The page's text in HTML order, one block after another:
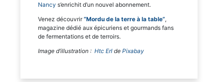
Nancy s’enrichit d’un nouvel abonnement.
Venez découvrir“Mordu de la terre à la table”,
magazine dédié aux épicuriens et gourmands fans
de fermentations et de terroirs.
Image d’illustration : Htc Erl de Pixabay